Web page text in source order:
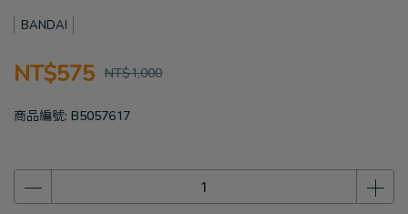
BANDAI
NT$575 NT$1,000
商品編號: B5057617